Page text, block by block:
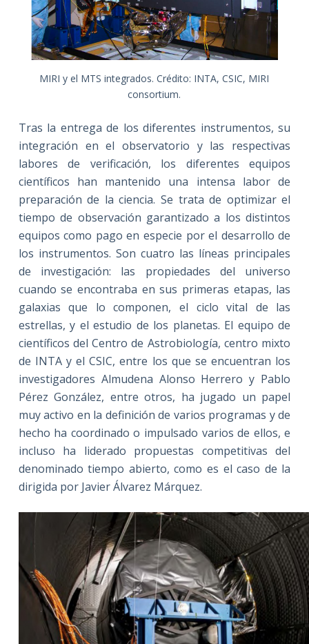
MIRI y el MTS integrados. Crédito: INTA, CSIC, MIRI
consortium.
Tras la entrega de los diferentes instrumentos, su
integración en el observatorio y las respectivas
labores de verificación, los diferentes equipos
científicos han mantenido una intensa labor de
preparación de la ciencia. Se trata de optimizar el
tiempo de observación garantizado a los distintos
equipos como pago en especie por el desarrollo de
los instrumentos. Son cuatro las líneas principales
de investigación: las propiedades del universo
cuando se encontraba en sus primeras etapas, las
galaxias que lo componen, el ciclo vital de las
estrellas, y el estudio de los planetas. El equipo de
científicos del Centro de Astrobiología, centro mixto
de INTA y el CSIC, entre los que se encuentran los
investigadores Almudena Alonso Herrero y Pablo
Pérez González, entre otros, ha jugado un papel
muy activo en la definición de varios programas y de
hecho ha coordinado o impulsado varios de ellos, e
incluso ha liderado propuestas competitivas del
denominado tiempo abierto, como es el caso de la
dirigida por Javier Álvarez Márquez.